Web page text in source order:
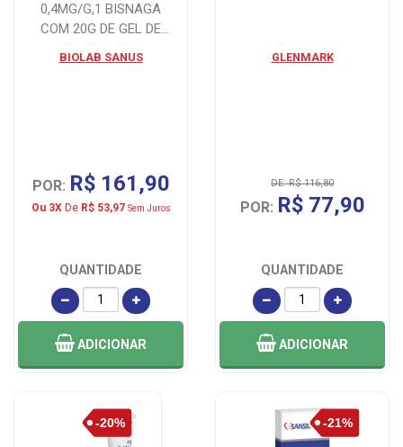
0,4MG/G,1 BISNAGA
COM 20G DE GEL DE
BIOLAB SANUS
POR: R$ 161,90
Ou 3XDe R$ 53,97 Sem Juros
QUANTIDADE
ADICIONAR
GLENMARK
DE: R$ 116,80
POR: R$ 77,90
QUANTIDADE
ADICIONAR